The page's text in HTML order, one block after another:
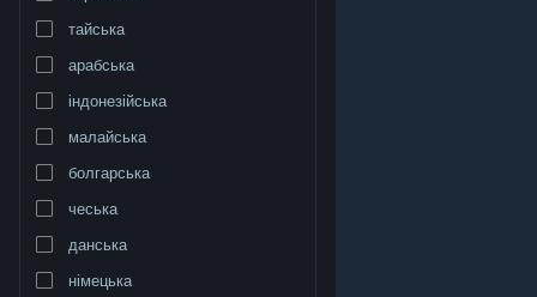
Переглянути повну версію
тайська
арабська
індонезійська
малайська
болгарська
чеська
данська
німецька